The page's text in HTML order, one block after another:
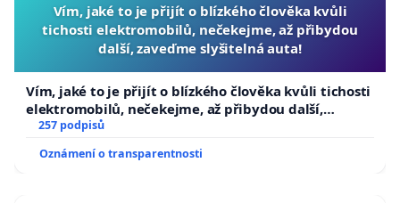
Vím, jaké to je přijít o blízkého člověka kvůli
tichosti elektromobilů, nečekejme, až přibydou
další, zaveďme slyšitelná auta!
Vím, jaké to je přijít o blízkého člověka kvůli tichosti
elektromobilů, nečekejme, až přibydou další,
zaveďme slyšitelná auta!
257 podpisů
Oznámení o transparentnosti